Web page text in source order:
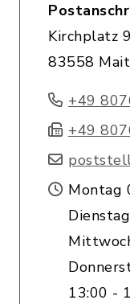
Kirchplatz 9
83558
+49
+49
Montag
13:00 -